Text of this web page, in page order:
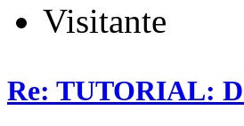
Visitante
Re: TUTORIAL: